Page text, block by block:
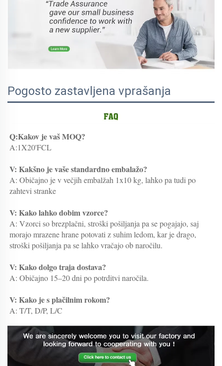
Pogosto zastavljena vprašanja
Q:Kakov je vaš MOQ?
A:1X20'FCL
V: Kakšno je vaše standardno embalažo?
A: Običajno je v večjih embalžah 1x10 kg, lahko pa tudi po
zahtevi stranke
V: Kako lahko dobim vzorce?
A: Vzorci so brezplačni, stroški pošiljanja pa se pogajajo, saj
morajo mrazene hrane potovati z suhim ledom, kar je drago,
stroški pošiljanja pa se lahko vračajo ob naročilu.
V: Kako dolgo traja dostava?
A: Običajno 15–20 dni po potrditvi naročila.
V: Kako je s plačilnim rokom?
A: T/T, D/P, L/C